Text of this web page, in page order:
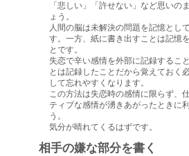
「悲しい」「許せない」など思いの
ょう。
人間の脳は未解決の問題を記憶とし
す。一方、紙に書き出すことは記憶
とです。
失恋で辛い感情を外部に記録するこ
とは記録したことだから覚えておく
して忘れやすくなります。
この方法は失恋時の感情に限らず、
ティブな感情が湧きあがったときに
う。
気分が晴れてくるはずです。
相手の嫌な部分を書く